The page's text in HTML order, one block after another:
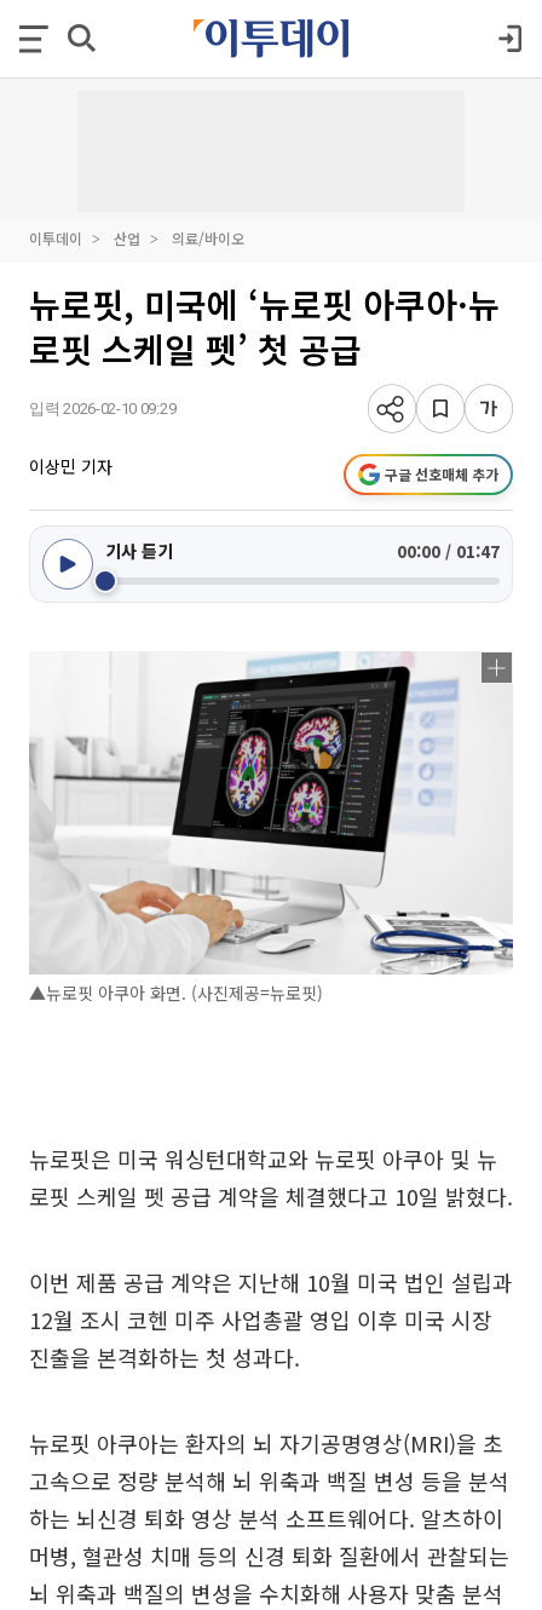
이투데이 산업 의료/바이오
뉴로핏, 미국에 ‘뉴로핏 아쿠아·뉴
로핏 스케일 펫’ 첫 공급
입력 2026-02-10 09:29
이상민 기자 구글 선호매체 추가
기사 듣기 00:00 / 01:47
▲뉴로핏 아쿠아 화면. (사진제공=뉴로핏)
뉴로핏은 미국 워싱턴대학교와 뉴로핏 아쿠아 및 뉴
로핏 스케일 펫 공급 계약을 체결했다고 10일 밝혔다.
이번 제품 공급 계약은 지난해 10월 미국 법인 설립과
12월 조시 코헨 미주 사업총괄 영입 이후 미국 시장
진출을 본격화하는 첫 성과다.
뉴로핏 아쿠아는 환자의 뇌 자기공명영상(MRI)을 초
고속으로 정량 분석해 뇌 위축과 백질 변성 등을 분석
하는 뇌신경 퇴화 영상 분석 소프트웨어다. 알츠하이
머병, 혈관성 치매 등의 신경 퇴화 질환에서 관찰되는
뇌 위축과 백질의 변성을 수치화해 사용자 맞춤 분석